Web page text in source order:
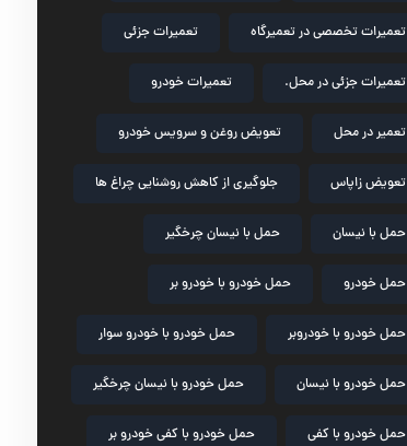
تعمیرات تخصصی در تعمیرگاه تعمیرات جزئی
تعمیرات جزئی در محل. تعمیرات خودرو
تعمیر در محل تعویض روغن و سرویس خودرو
تعویض زاپاس جلوگیری از کاهش روشنایی چراغ ها
حمل با نیسان حمل با نیسان چرخگیر
حمل خودرو حمل خودرو با خودرو بر
حمل خودرو با خودروبر حمل خودرو با خودرو سوار
حمل خودرو با نیسان حمل خودرو با نیسان چرخگیر
حمل خودرو با کفی حمل خودرو با کفی خودرو بر